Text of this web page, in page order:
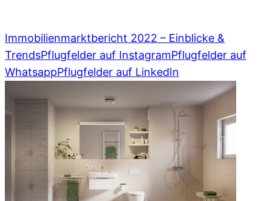
Immobilienmarktbericht 2022 – Einblicke &
TrendsPflugfelder auf InstagramPflugfelder auf
WhatsappPflugfelder auf LinkedIn